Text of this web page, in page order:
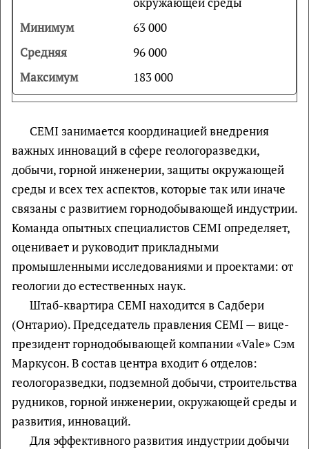
63 000
96 000
183 000
CEMI занимается координацией внедрения
важных инноваций в сфере геологоразведки,
добычи, горной инженерии, защиты окружающей
среды и всех тех аспектов, которые так или иначе
связаны с развитием горнодобывающей индустрии.
Команда опытных специалистов CEMI определяет,
оценивает и руководит прикладными
промышленными исследованиями и проектами: от
геологии до естественных наук.
Штаб-квартира CEMI находится в Садбери
(Онтарио). Председатель правления CEMI — вице-
президент горнодобывающей компании «Vale» Сэм
Маркусон. В состав центра входит 6 отделов:
геологоразведки, подземной добычи, строительства
рудников, горной инженерии, окружающей среды и
развития, инноваций.
Для эффективного развития индустрии добычи